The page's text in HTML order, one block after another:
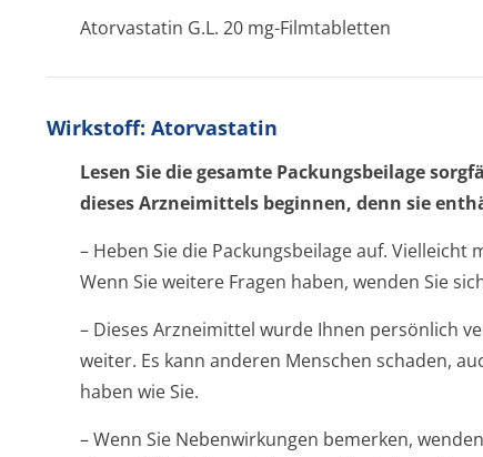
Atorvastatin G.L. 20 mg-Filmtabletten
Wirkstoff: Atorvastatin
Lesen Sie die gesamte Packungsbeilage
dieses Arzneimittels beginnen, denn sie
– Heben Sie die Packungsbeilage auf.
Wenn Sie weitere Fragen haben, wenden Sie
– Dieses Arzneimittel wurde Ihnen persönlich
weiter. Es kann anderen Menschen schaden,
haben wie Sie.
– Wenn Sie Nebenwirkungen bemerken,